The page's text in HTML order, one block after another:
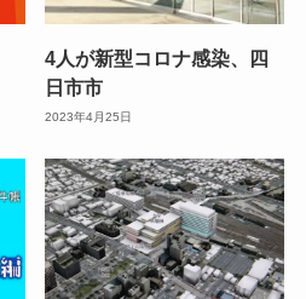
4人が新型コロナ感染、四
日市市
2023年4月25日